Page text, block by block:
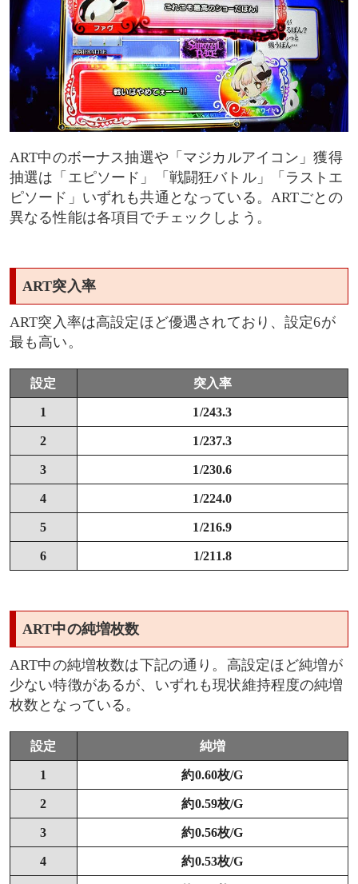
ART中のボーナス抽選や「マジカルアイコン」獲得
抽選は「エピソード」「戦闘狂バトル」「ラストエ
ピソード」いずれも共通となっている。ARTごとの
異なる性能は各項目でチェックしよう。
ART突入率
ART突入率は高設定ほど優遇されており、設定6が
最も高い。
設定 突入率
1 1/243.3
2 1/237.3
3 1/230.6
4 1/224.0
5 1/216.9
6 1/211.8
ART中の純増枚数
ART中の純増枚数は下記の通り。高設定ほど純増が
少ない特徴があるが、いずれも現状維持程度の純増
枚数となっている。
設定 純増
1 約0.60枚/G
2 約0.59枚/G
3 約0.56枚/G
4 約0.53枚/G